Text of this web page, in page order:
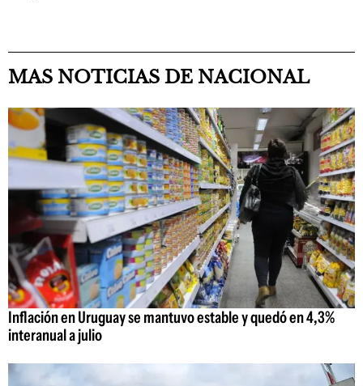
MAS NOTICIAS DE NACIONAL
Inflación en Uruguay se mantuvo estable y quedó en 4,3%
interanual a julio